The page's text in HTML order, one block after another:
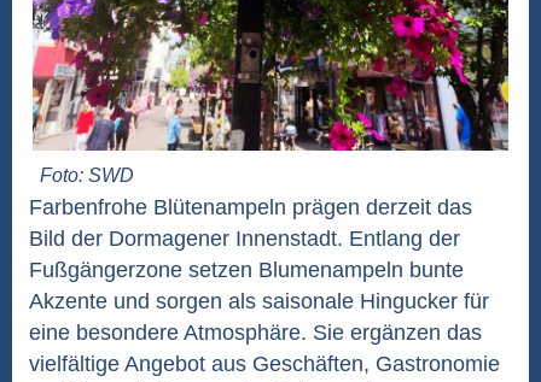
Foto: SWD
Farbenfrohe Blütenampeln prägen derzeit das
Bild der Dormagener Innenstadt. Entlang der
Fußgängerzone setzen Blumenampeln bunte
Akzente und sorgen als saisonale Hingucker für
eine besondere Atmosphäre. Sie ergänzen das
vielfältige Angebot aus Geschäften, Gastronomie